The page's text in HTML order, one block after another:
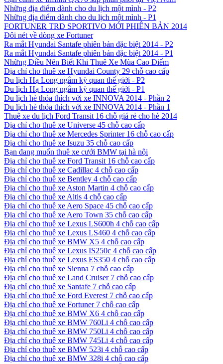
Những địa điểm dành cho du lịch một mình - P2
Những địa điểm dành cho du lịch một mình - P1
FORTUNER TRD SPORTIVO MỚI PHIÊN BẢN 2014
Đôi nét về dòng xe Fortuner
Ra mắt Hyundai Santafe phiên bản đặc biệt 2014 - P2
Ra mắt Hyundai Santafe phiên bản đặc biệt 2014 - P1
Những Điều Nên Biết Khi Thuê Xe Mùa Cao Điểm
Địa chỉ cho thuê xe Hyundai County 29 chỗ cao cấp
Du lịch Hạ Long ngắm kỳ quan thế giới - P2
Du lịch Hạ Long ngắm kỳ quan thế giới - P1
Du lịch hè thỏa thích với xe INNOVA 2014 - Phần 2
Du lịch hè thỏa thích với xe INNOVA 2014 - Phần 1
Thuê xe du lịch Ford Transit 16 chỗ giá rẻ cho hè 2014
Địa chỉ cho thuê xe Universe 45 chỗ cao cấp
Địa chỉ cho thuê xe Mercedes Sprinter 16 chỗ cao cấp
Địa chỉ cho thuê xe Isuzu 35 chỗ cao cấp
Bạn đang muốn thuê xe cưới BMW tại hà nội
Địa chỉ cho thuê xe Ford Transit 16 chỗ cao cấp
Địa chỉ cho thuê xe Cadillac 4 chỗ cao cấp
Địa chỉ cho thuê xe Bentley 4 chỗ cao cấp
Địa chỉ cho thuê xe Aston Martin 4 chỗ cao cấp
Địa chỉ cho thuê xe Altis 4 chỗ cao cấp
Địa chỉ cho thuê xe Aero Space 45 chỗ cao cấp
Địa chỉ cho thuê xe Aero Town 35 chỗ cao cấp
Địa chỉ cho thuê xe Lexus LS600h 4 chỗ cao cấp
Địa chỉ cho thuê xe Lexus LS460 4 chỗ cao cấp
Địa chỉ cho thuê xe BMW X5 4 chỗ cao cấp
Địa chỉ cho thuê xe Lexus IS250c 4 chỗ cao cấp
Địa chỉ cho thuê xe Lexus ES350 4 chỗ cao cấp
Địa chỉ cho thuê xe Sienna 7 chỗ cao cấp
Địa chỉ cho thuê xe Land Cruiser 7 chỗ cao cấp
Địa chỉ cho thuê xe Santafe 7 chỗ cao cấp
Địa chỉ cho thuê xe Ford Everest 7 chỗ cao cấp
Địa chỉ cho thuê xe Fortuner 7 chỗ cao cấp
Địa chỉ cho thuê xe BMW X6 4 chỗ cao cấp
Địa chỉ cho thuê xe BMW 760Li 4 chỗ cao cấp
Địa chỉ cho thuê xe BMW 750Li 4 chỗ cao cấp
Địa chỉ cho thuê xe BMW 745Li 4 chỗ cao cấp
Địa chỉ cho thuê xe BMW 523i 4 chỗ cao cấp
Địa chỉ cho thuê xe BMW 328i 4 chỗ cao cấp